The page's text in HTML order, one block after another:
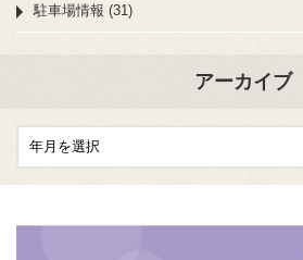
駐車場情報 (31)
アーカイブ